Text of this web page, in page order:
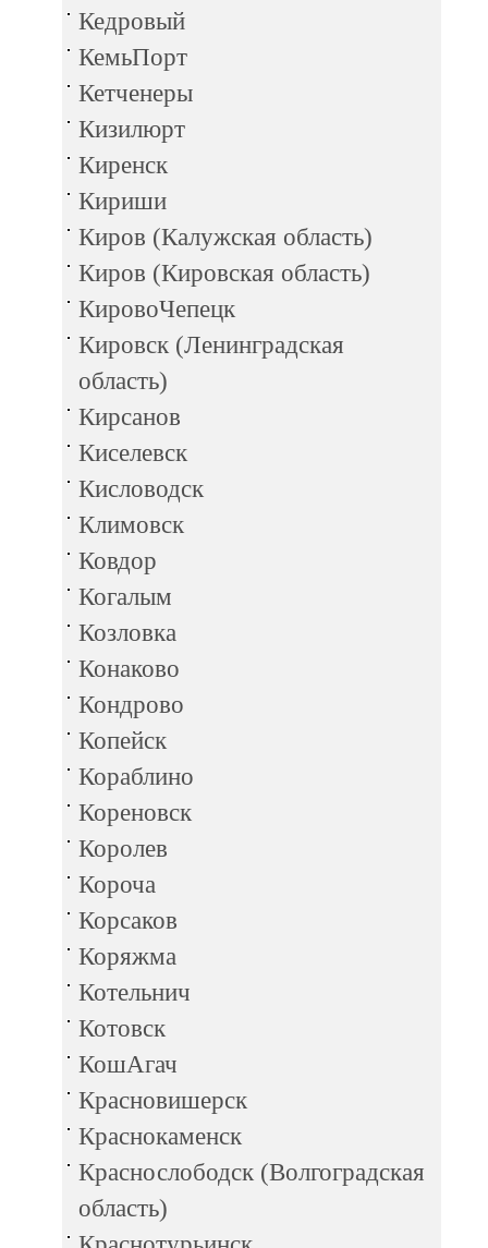
Кедровый
КемьПорт
Кетченеры
Кизилюрт
Киренск
Кириши
Киров (Калужская область)
Киров (Кировская область)
КировоЧепецк
Кировск (Ленинградская
область)
Кирсанов
Киселевск
Кисловодск
Климовск
Ковдор
Когалым
Козловка
Конаково
Кондрово
Копейск
Кораблино
Кореновск
Королев
Короча
Корсаков
Коряжма
Котельнич
Котовск
КошАгач
Красновишерск
Краснокаменск
Краснослободск (Волгоградская
область)